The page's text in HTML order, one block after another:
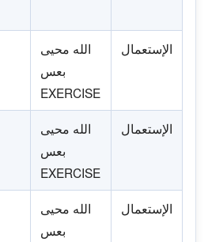
الله محيى
بعس
EXERCISE
الإستعمال
الله محيى
بعس
EXERCISE
الإستعمال
الله محيى
بعس
الإستعمال